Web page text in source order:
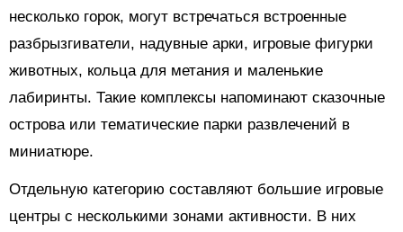
несколько горок, могут встречаться встроенные
разбрызгиватели, надувные арки, игровые фигурки
животных, кольца для метания и маленькие
лабиринты. Такие комплексы напоминают сказочные
острова или тематические парки развлечений в
миниатюре.
Отдельную категорию составляют большие игровые
центры с несколькими зонами активности. В них